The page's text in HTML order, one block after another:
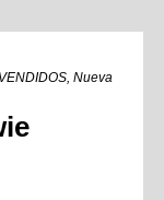
, Nueva